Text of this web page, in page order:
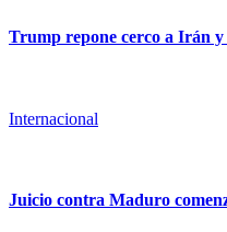
Trump repone cerco a Irán
Internacional
Juicio contra Maduro